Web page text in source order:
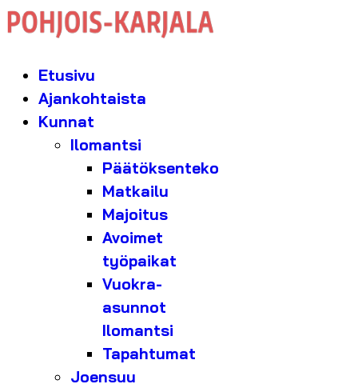
Etusivu
Ajankohtaista
Kunnat
Ilomantsi
Päätöksenteko
Matkailu
Majoitus
Avoimet
työpaikat
Vuokra-
asunnot
Ilomantsi
Tapahtumat
Joensuu